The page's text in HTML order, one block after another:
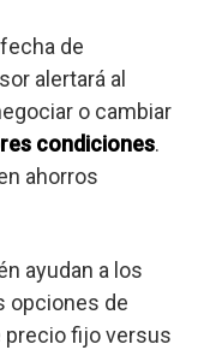
de
alertará al
o cambiar
condiciones.
ahorros
ayudan a los
opciones de
fijo versus